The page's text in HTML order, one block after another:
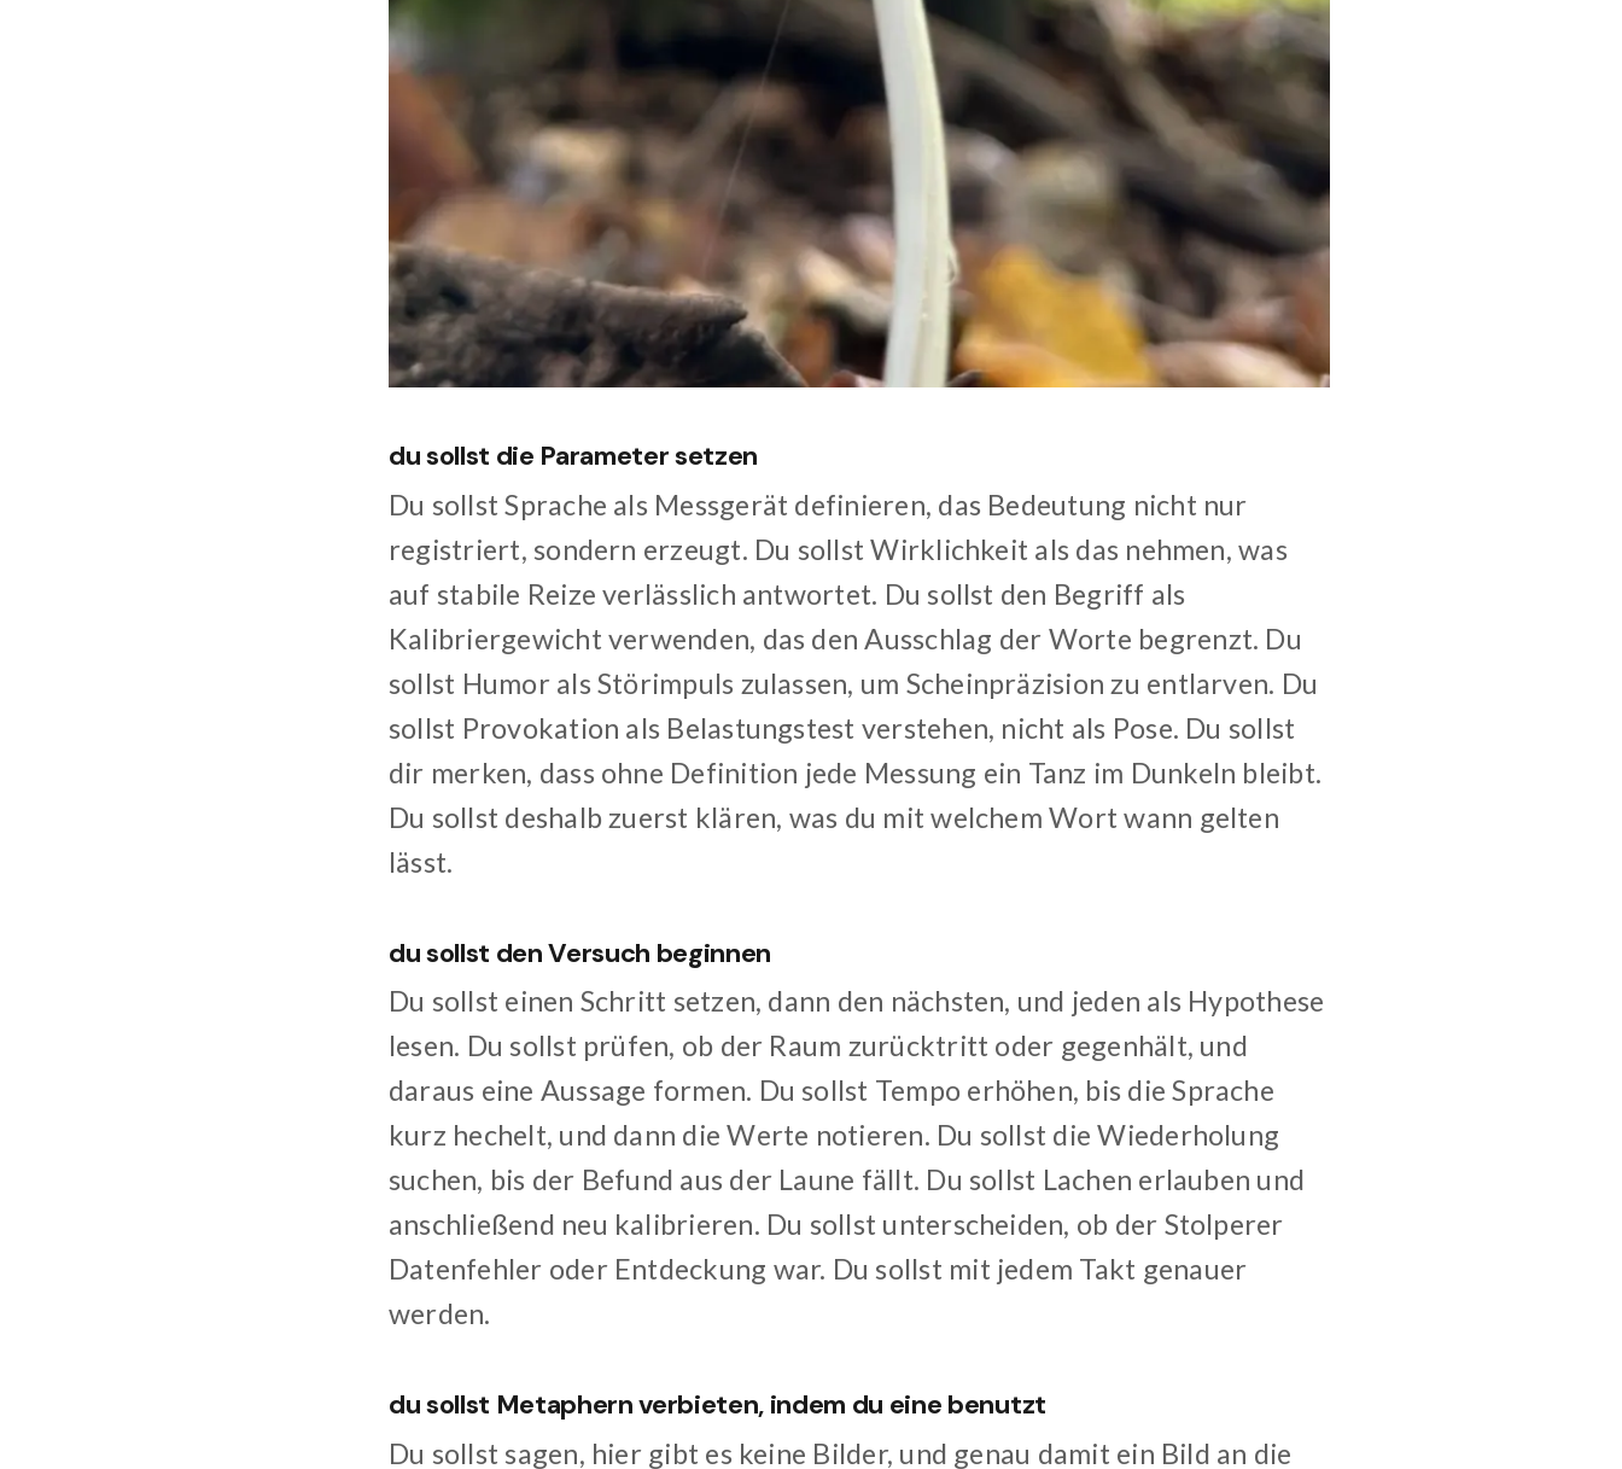
du sollst die Parameter setzen
Du sollst Sprache als Messgerät definieren, das Bedeutung nicht nur
registriert, sondern erzeugt. Du sollst Wirklichkeit als das nehmen, was
auf stabile Reize verlässlich antwortet. Du sollst den Begriff als
Kalibriergewicht verwenden, das den Ausschlag der Worte begrenzt. Du
sollst Humor als Störimpuls zulassen, um Scheinpräzision zu entlarven. Du
sollst Provokation als Belastungstest verstehen, nicht als Pose. Du sollst
dir merken, dass ohne Definition jede Messung ein Tanz im Dunkeln bleibt.
Du sollst deshalb zuerst klären, was du mit welchem Wort wann gelten
lässt.
du sollst den Versuch beginnen
Du sollst einen Schritt setzen, dann den nächsten, und jeden als Hypothese
lesen. Du sollst prüfen, ob der Raum zurücktritt oder gegenhält, und
daraus eine Aussage formen. Du sollst Tempo erhöhen, bis die Sprache
kurz hechelt, und dann die Werte notieren. Du sollst die Wiederholung
suchen, bis der Befund aus der Laune fällt. Du sollst Lachen erlauben und
anschließend neu kalibrieren. Du sollst unterscheiden, ob der Stolperer
Datenfehler oder Entdeckung war. Du sollst mit jedem Takt genauer
werden.
du sollst Metaphern verbieten, indem du eine benutzt
Du sollst sagen, hier gibt es keine Bilder, und genau damit ein Bild an die